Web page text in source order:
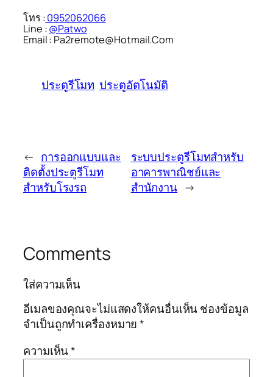
โทร :0952062066
Line :@Patwo
Email : Pa2remote@Hotmail.Com
ประตูรีโมท ประตูอัตโนมัติ
← การออกแบบและ
ติดตั้งประตูรีโมท
สำหรับโรงรถ
ระบบประตูรีโมทสำหรับ
อาคารพาณิชย์และ
สำนักงาน →
Comments
ใส่ความเห็น
อีเมลของคุณจะไม่แสดงให้คนอื่นเห็นช่องข้อมูล
จำเป็นถูกทำเครื่องหมาย*
ความเห็น*